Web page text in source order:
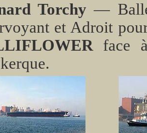
Torchy— Ballet
et Adroit
face à